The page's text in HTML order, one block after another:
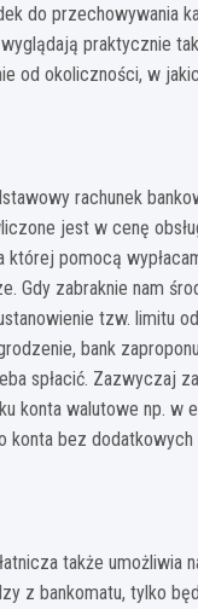
do przechowywania
praktycznie
od okoliczności, w
rachunek
jest w cenę
pomocą
Gdy zabraknie nam
tzw. limitu
bank
spłacić. Zazwyczaj
konta walutowe np. w
bez dodatkowych
także umożliwia
z bankomatu, tylko